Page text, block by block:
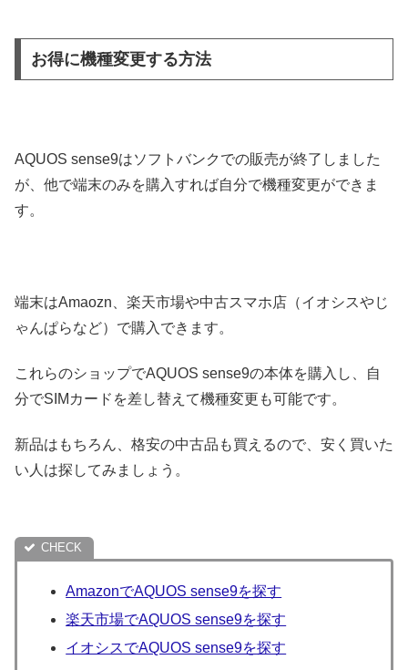
お得に機種変更する方法
AQUOS sense9はソフトバンクでの販売が終了しました
が、他で端末のみを購入すれば自分で機種変更ができま
す。
端末はAmaozn、楽天市場や中古スマホ店（イオシスやじ
ゃんぱらなど）で購入できます。
これらのショップでAQUOS sense9の本体を購入し、自
分でSIMカードを差し替えて機種変更も可能です。
新品はもちろん、格安の中古品も買えるので、安く買いた
い人は探してみましょう。
AmazonでAQUOS sense9を探す
楽天市場でAQUOS sense9を探す
イオシスでAQUOS sense9を探す